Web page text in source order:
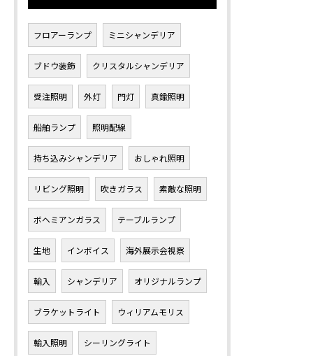
フロアーランプ ミニシャンデリア
ブドウ装飾 クリスタルシャンデリア
受注照明 外灯 門灯 真鍮照明
船舶ランプ 照明配線
持ち込みシャンデリア おしゃれ照明
リビング照明 吹きガラス 素敵な照明
ボヘミアンガラス テーブルランプ
生地 インボイス 海外展示会視察
輸入 シャンデリア オリジナルランプ
ブラケットライト ウィリアムモリス
輸入照明 シーリングライト